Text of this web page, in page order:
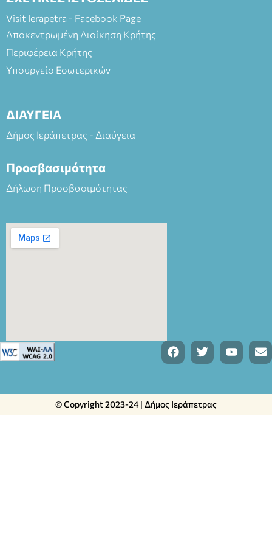
Visit Ierapetra - Facebook Page
Αποκεντρωμένη Διοίκηση Κρήτης
Περιφέρεια Κρήτης
Υπουργείο Εσωτερικών
ΔΙΑΥΓΕΙΑ
Δήμος Ιεράπετρας - Διαύγεια
Προσβασιμότητα
Δήλωση Προσβασιμότητας
© Copyright 2023-24 | Δήμος Ιεράπετρας